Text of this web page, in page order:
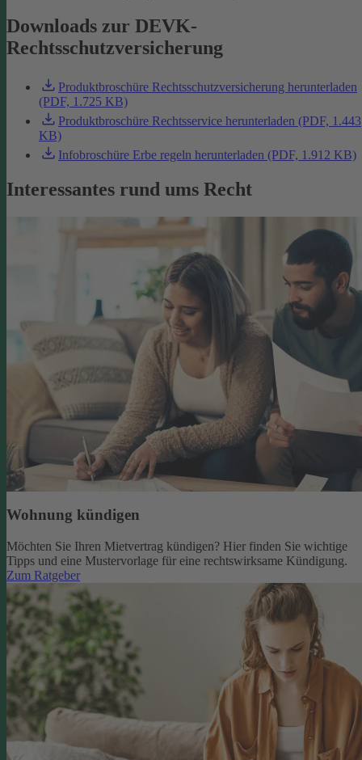
Downloads zur DEVK-
Rechtsschutzversicherung
Produktbroschüre Rechtsschutzversicherung herunterladen
(PDF, 1.725 KB)
Produktbroschüre Rechtsservice herunterladen (PDF, 1.443
KB)
Infobroschüre Erbe regeln herunterladen (PDF, 1.912 KB)
Interessantes rund ums Recht
Wohnung kündigen
Möchten Sie Ihren Mietvertrag kündigen? Hier finden Sie wichtige
Tipps und eine Mustervorlage für eine rechtswirksame Kündigung.
Zum Ratgeber